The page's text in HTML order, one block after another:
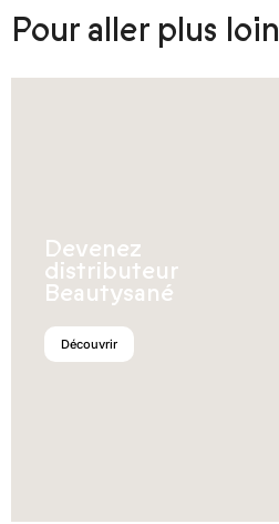
Pour aller plus loin
Devenez
distributeur
Beautysané
Découvrir